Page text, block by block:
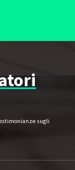
sugli